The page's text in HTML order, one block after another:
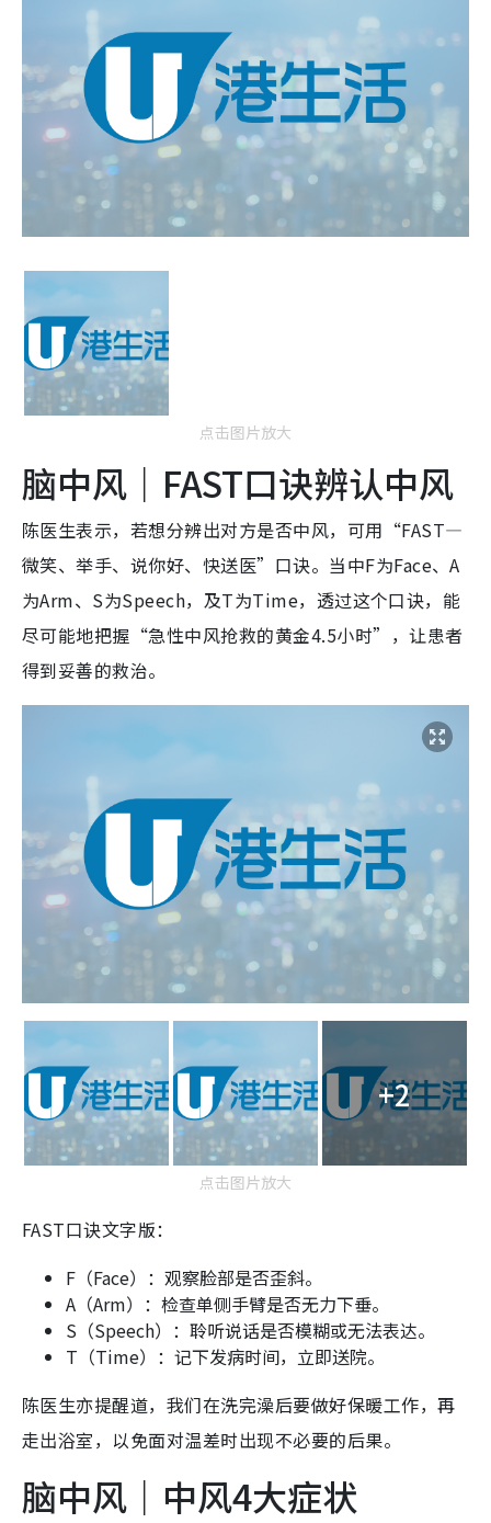
点击图片放大
脑中风｜FAST口诀辨认中风
陈医生表示，若想分辨出对方是否中风，可用“FAST—
微笑、举手、说你好、快送医”口诀。当中F为Face、A
为Arm、S为Speech，及T为Time，透过这个口诀，能
尽可能地把握“急性中风抢救的黄金4.5小时”，让患者
得到妥善的救治。
+2
点击图片放大
FAST口诀文字版：
F（Face）：观察脸部是否歪斜。
A（Arm）：检查单侧手臂是否无力下垂。
S（Speech）：聆听说话是否模糊或无法表达。
T（Time）：记下发病时间，立即送院。
陈医生亦提醒道，我们在洗完澡后要做好保暖工作，再
走出浴室，以免面对温差时出现不必要的后果。
脑中风｜中风4大症状